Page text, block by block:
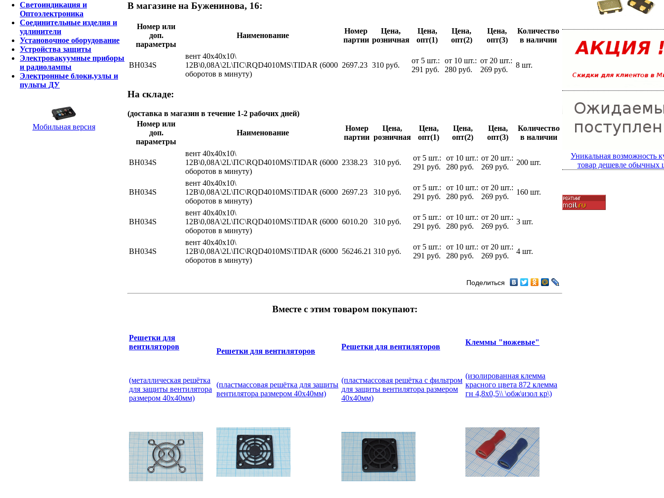
Светоиндикация и
Оптоэлектроника
Соединительные изделия и
удлинители
Установочное оборудование
Устройства защиты
Электровакуумные приборы
и радиолампы
Электронные блоки,узлы и
пульты ДУ
Мобильная версия
В магазине на Буженинова, 16:
Номер или
доп.
параметры
Наименование
Номер
партии
Цена,
розничная
Цена,
опт(1)
Цена,
опт(2)
Цена,
опт(3)
Количество
в наличии
ВН034S
вент 40x40x10\
12В\0,08А\2L\ПС\RQD4010MS\TIDAR (6000
оборотов в минуту)
2697.23 310 руб.
от 5 шт.:
291 руб.
от 10 шт.:
280 руб.
от 20 шт.:
269 руб.
8 шт.
На складе:
(доставка в магазин в течение 1-2 рабочих дней)
Номер или
доп.
параметры
Наименование
Номер
партии
Цена,
розничная
Цена,
опт(1)
Цена,
опт(2)
Цена,
опт(3)
Количество
в наличии
ВН034S
вент 40x40x10\
12В\0,08А\2L\ПС\RQD4010MS\TIDAR (6000
оборотов в минуту)
2338.23 310 руб.
от 5 шт.:
291 руб.
от 10 шт.:
280 руб.
от 20 шт.:
269 руб.
200 шт.
ВН034S
вент 40x40x10\
12В\0,08А\2L\ПС\RQD4010MS\TIDAR (6000
оборотов в минуту)
2697.23 310 руб.
от 5 шт.:
291 руб.
от 10 шт.:
280 руб.
от 20 шт.:
269 руб.
160 шт.
ВН034S
вент 40x40x10\
12В\0,08А\2L\ПС\RQD4010MS\TIDAR (6000
оборотов в минуту)
6010.20 310 руб.
от 5 шт.:
291 руб.
от 10 шт.:
280 руб.
от 20 шт.:
269 руб.
3 шт.
ВН034S
вент 40x40x10\
12В\0,08А\2L\ПС\RQD4010MS\TIDAR (6000
оборотов в минуту)
56246.21 310 руб.
от 5 шт.:
291 руб.
от 10 шт.:
280 руб.
от 20 шт.:
269 руб.
4 шт.
Поделиться
Вместе с этим товаром покупают:
Решетки для
вентиляторов
(металлическая решётка
для защиты вентилятора
размером 40х40мм)
Решетки для вентиляторов
(пластмассовая решётка для защиты
вентилятора размером 40х40мм)
Решетки для вентиляторов
(пластмассовая решётка с фильтром
для защиты вентилятора размером
40х40мм)
Клеммы "ножевые"
(изолированная клемма
красного цвета 872 клемма
гн 4,8x0,5\\ \обж\изол кр\)
Уникальная возможность
товар дешевле обычных